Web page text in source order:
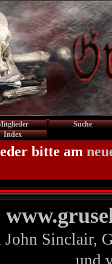
Suche
Index
bitte am
John Sinclair,
und